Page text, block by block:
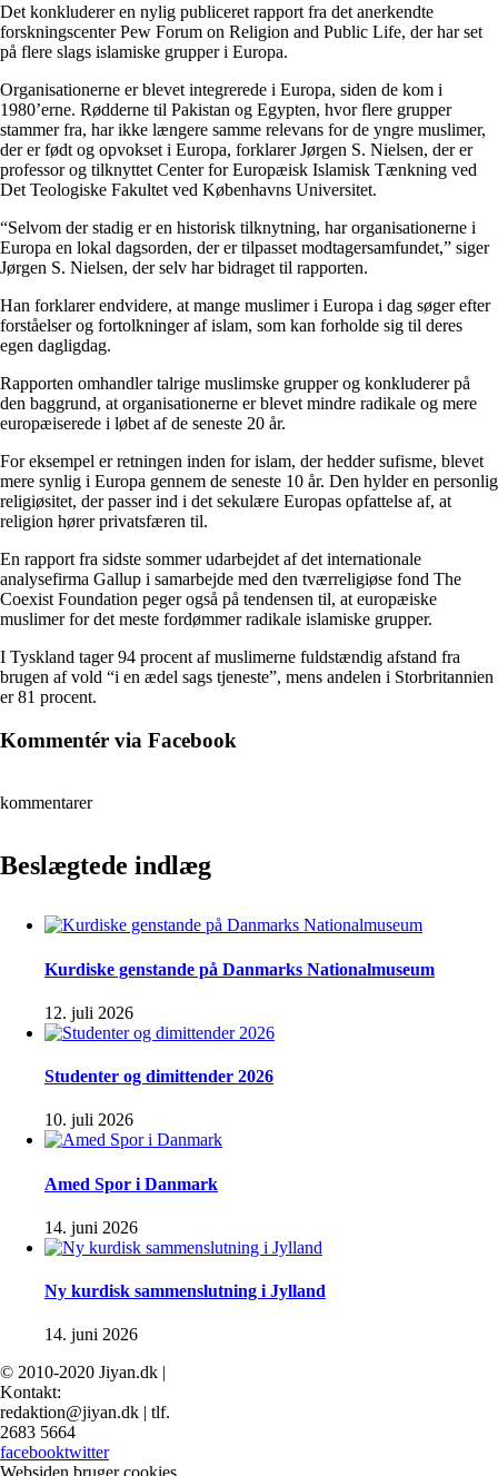
Det konkluderer en nylig publiceret rapport fra det anerkendte
forskningscenter Pew Forum on Religion and Public Life, der har set
på flere slags islamiske grupper i Europa.
Organisationerne er blevet integrerede i Europa, siden de kom i
1980’erne. Rødderne til Pakistan og Egypten, hvor flere grupper
stammer fra, har ikke længere samme relevans for de yngre muslimer,
der er født og opvokset i Europa, forklarer Jørgen S. Nielsen, der er
professor og tilknyttet Center for Europæisk Islamisk Tænkning ved
Det Teologiske Fakultet ved Københavns Universitet.
“Selvom der stadig er en historisk tilknytning, har organisationerne i
Europa en lokal dagsorden, der er tilpasset modtagersamfundet,” siger
Jørgen S. Nielsen, der selv har bidraget til rapporten.
Han forklarer endvidere, at mange muslimer i Europa i dag søger efter
forståelser og fortolkninger af islam, som kan forholde sig til deres
egen dagligdag.
Rapporten omhandler talrige muslimske grupper og konkluderer på
den baggrund, at organisationerne er blevet mindre radikale og mere
europæiserede i løbet af de seneste 20 år.
For eksempel er retningen inden for islam, der hedder sufisme, blevet
mere synlig i Europa gennem de seneste 10 år. Den hylder en personlig
religiøsitet, der passer ind i det sekulære Europas opfattelse af, at
religion hører privatsfæren til.
En rapport fra sidste sommer udarbejdet af det internationale
analysefirma Gallup i samarbejde med den tværreligiøse fond The
Coexist Foundation peger også på tendensen til, at europæiske
muslimer for det meste fordømmer radikale islamiske grupper.
I Tyskland tager 94 procent af muslimerne fuldstændig afstand fra
brugen af vold “i en ædel sags tjeneste”, mens andelen i Storbritannien
er 81 procent.
Kommentér via Facebook
kommentarer
Beslægtede indlæg
Kurdiske genstande på Danmarks Nationalmuseum
12. juli 2026
Studenter og dimittender 2026
10. juli 2026
Amed Spor i Danmark
14. juni 2026
Ny kurdisk sammenslutning i Jylland
14. juni 2026
© 2010-2020 Jiyan.dk |
Kontakt:
redaktion@jiyan.dk | tlf.
2683 5664
facebooktwitter